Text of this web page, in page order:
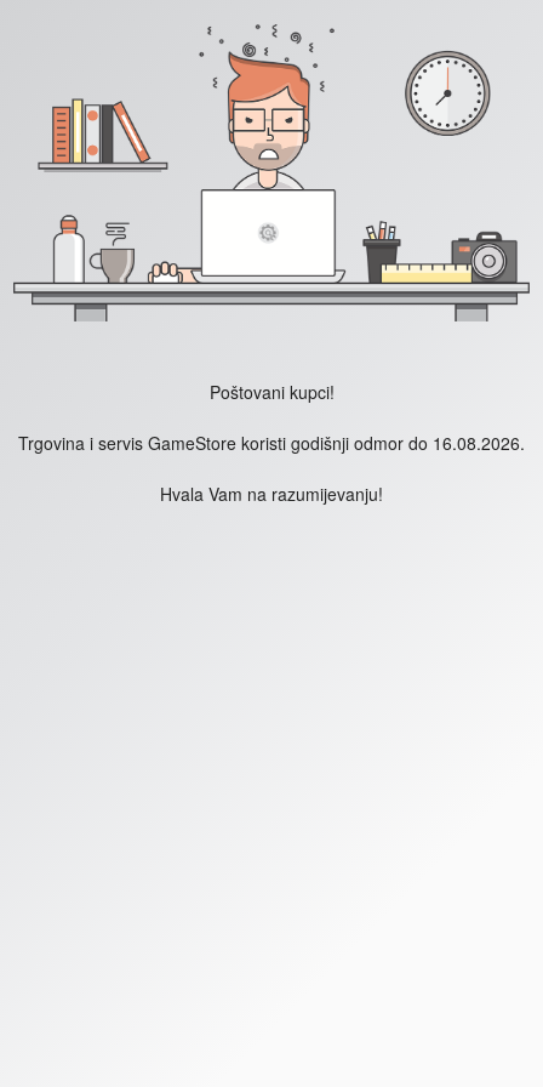
Poštovani kupci!
Trgovina i servis GameStore koristi godišnji odmor do 16.08.2026.
Hvala Vam na razumijevanju!